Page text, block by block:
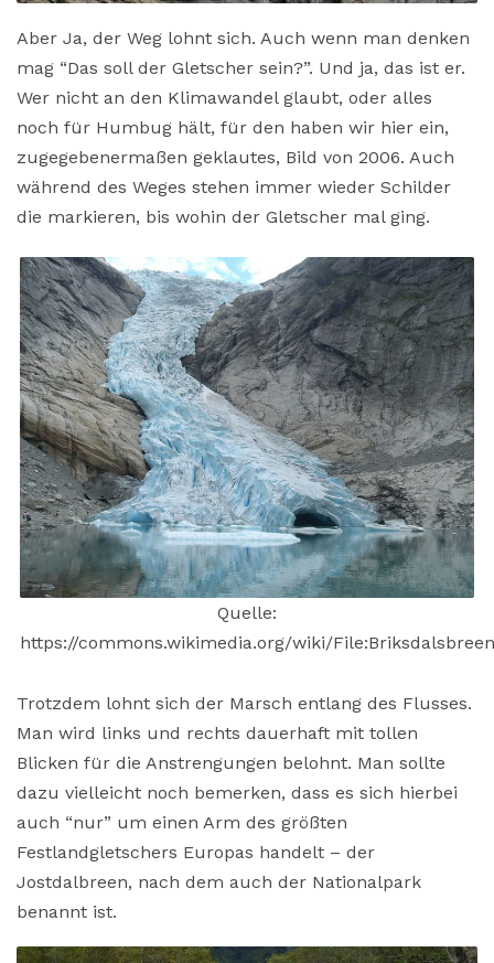
Aber Ja, der Weg lohnt sich. Auch wenn man denken
mag “Das soll der Gletscher sein?”. Und ja, das ist er.
Wer nicht an den Klimawandel glaubt, oder alles
noch für Humbug hält, für den haben wir hier ein,
zugegebenermaßen geklautes, Bild von 2006. Auch
während des Weges stehen immer wieder Schilder
die markieren, bis wohin der Gletscher mal ging.
Quelle:
https://commons.wikimedia.org/wiki/
Trotzdem lohnt sich der Marsch entlang des Flusses.
Man wird links und rechts dauerhaft mit tollen
Blicken für die Anstrengungen belohnt. Man sollte
dazu vielleicht noch bemerken, dass es sich hierbei
auch “nur” um einen Arm des größten
Festlandgletschers Europas handelt – der
Jostdalbreen, nach dem auch der Nationalpark
benannt ist.